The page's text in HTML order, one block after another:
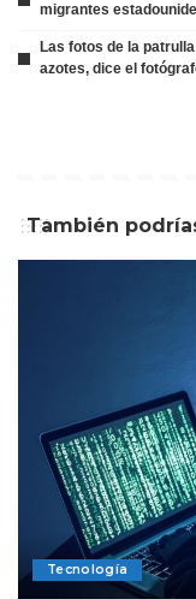
migrantes
Las fotos de la
azotes, dice el
También
Tecnología